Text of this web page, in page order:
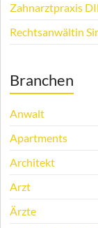
Zahnarztpraxis
Rechtsanwältin
Branchen
Anwalt
Apartments
Architekt
Arzt
Ärzte